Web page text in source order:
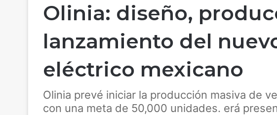
Olinia: diseño,
lanzamiento del
eléctrico mexicano
Olinia prevé iniciar la producción masiva de
con una meta de 50,000 unidades. erá